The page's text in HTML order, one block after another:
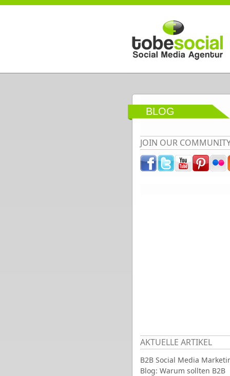
Direkt zum Inhalt
BLOG
JOIN OUR
AKTUELLE ARTIKEL
B2B Social Media
Blog: Warum sollten B2B